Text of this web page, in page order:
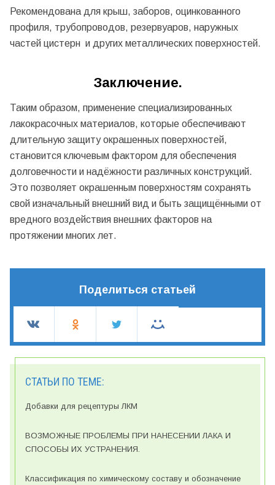
Рекомендована для крыш, заборов, оцинкованного
профиля, трубопроводов, резервуаров, наружных
частей цистерн и других металлических поверхностей.
Заключение.
Таким образом, применение специализированных
лакокрасочных материалов, которые обеспечивают
длительную защиту окрашенных поверхностей,
становится ключевым фактором для обеспечения
долговечности и надёжности различных конструкций.
Это позволяет окрашенным поверхностям сохранять
свой изначальный внешний вид и быть защищёнными от
вредного воздействия внешних факторов на
протяжении многих лет.
Поделиться статьей
СТАТЬИ ПО ТЕМЕ:
Добавки для рецептуры ЛКМ
ВОЗМОЖНЫЕ ПРОБЛЕМЫ ПРИ НАНЕСЕНИИ ЛАКА И
СПОСОБЫ ИХ УСТРАНЕНИЯ.
Классификация по химическому составу и обозначение